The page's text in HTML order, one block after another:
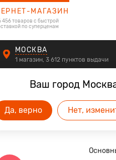
МАГАЗИН
456 товаров с быстрой
по суперценам
Ваш город
Да, верно Нет,
МОСКВА
1 магазин, 3 612 пунктов выдачи
красоты и здоровья Фены
черный